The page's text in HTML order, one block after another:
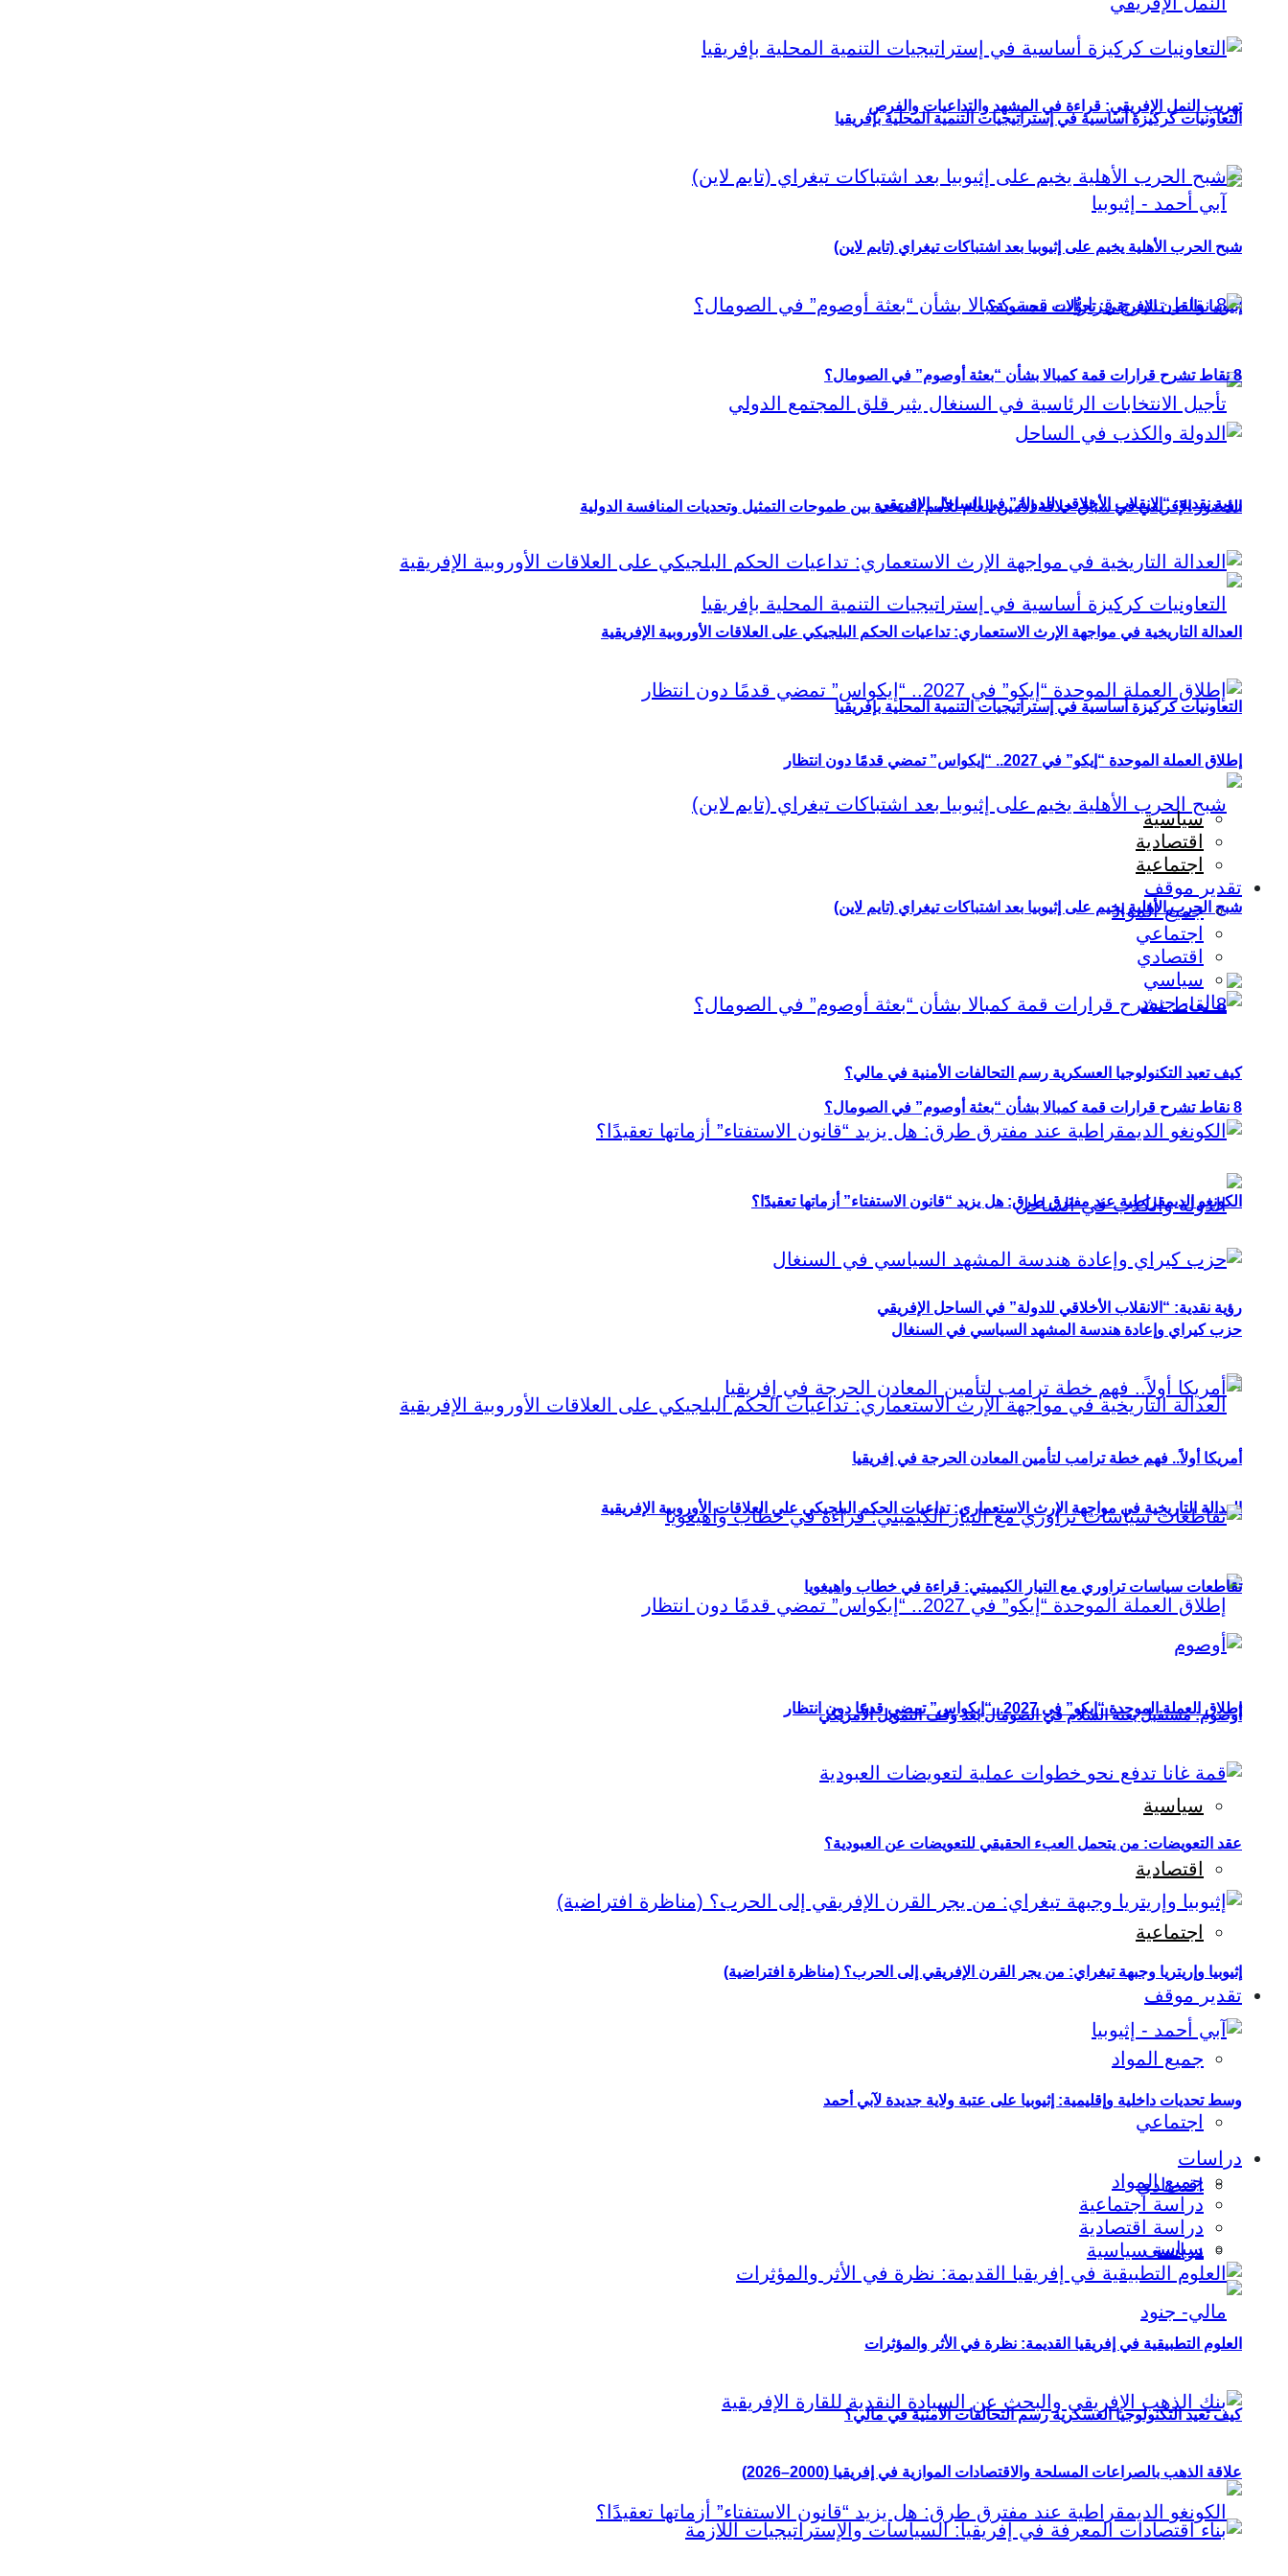
تهريب النمل الإفريقي: قراءة في المشهد والتداعيات والفرص
إثيوبيا والقرن الإفريقي: تحوُّلات محسوبة؟
الحضور الإفريقي في سباق خلافة الأمين العام للأمم المتحدة بين طموحات التمثيل وتحديات المنافسة الدولية
التعاونيات كركيزة أساسية في إستراتيجيات التنمية المحلية بإفريقيا
شبح الحرب الأهلية يخيم على إثيوبيا بعد اشتباكات تيغراي (تايم لاين)
8 نقاط تشرح قرارات قمة كمبالا بشأن “بعثة أوصوم” في الصومال؟
رؤية نقدية: “الانقلاب الأخلاقي للدولة” في الساحل الإفريقي
العدالة التاريخية في مواجهة الإرث الاستعماري: تداعيات الحكم البلجيكي على العلاقات الأوروبية الإفريقية
إطلاق العملة الموحدة “إيكو” في 2027.. “إيكواس” تمضي قدمًا دون انتظار
سياسية
اقتصادية
اجتماعية
تقدير موقف
جميع المواد
اجتماعي
اقتصادي
سياسي
كيف تعيد التكنولوجيا العسكرية رسم التحالفات الأمنية في مالي؟
التعاونيات كركيزة أساسية في إستراتيجيات التنمية المحلية بإفريقيا
شبح الحرب الأهلية يخيم على إثيوبيا بعد اشتباكات تيغراي (تايم لاين)
8 نقاط تشرح قرارات قمة كمبالا بشأن “بعثة أوصوم” في الصومال؟
رؤية نقدية: “الانقلاب الأخلاقي للدولة” في الساحل الإفريقي
العدالة التاريخية في مواجهة الإرث الاستعماري: تداعيات الحكم البلجيكي على العلاقات الأوروبية الإفريقية
إطلاق العملة الموحدة “إيكو” في 2027.. “إيكواس” تمضي قدمًا دون انتظار
سياسية
اقتصادية
اجتماعية
تقدير موقف
جميع المواد
اجتماعي
اقتصادي
سياسي
كيف تعيد التكنولوجيا العسكرية رسم التحالفات الأمنية في مالي؟
الكونغو الديمقراطية عند مفترق طرق: هل يزيد “قانون الاستفتاء” أزماتها تعقيدًا؟
حزب كيراي وإعادة هندسة المشهد السياسي في السنغال
أمريكا أولاً.. فهم خطة ترامب لتأمين المعادن الحرجة في إفريقيا
تقاطعات سياسات تراوري مع التيار الكيميتي: قراءة في خطاب واهيغويا
أوصوم: مستقبل بعثة السلام في الصومال بعد وقف التمويل الأمريكي
عقد التعويضات: من يتحمل العبء الحقيقي للتعويضات عن العبودية؟
إثيوبيا وإريتريا وجبهة تيغراي: من يجر القرن الإفريقي إلى الحرب؟ (مناظرة افتراضية)
وسط تحديات داخلية وإقليمية: إثيوبيا على عتبة ولاية جديدة لآبي أحمد
دراسات
جميع المواد
دراسة اجتماعية
دراسة اقتصادية
دراسة سياسية
العلوم التطبيقية في إفريقيا القديمة: نظرة في الأثر والمؤثرات
علاقة الذهب بالصراعات المسلحة والاقتصادات الموازية في إفريقيا (2000–2026)